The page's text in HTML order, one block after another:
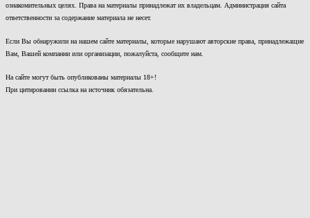
ознакомительных целях. Права на материалы принадлежат их владельцам. Администрация сайта
ответственности за содержание материала не несет.
Если Вы обнаружили на нашем сайте материалы, которые нарушают авторские права, принадлежащие
Вам, Вашей компании или организации, пожалуйста, сообщите нам.
На сайте могут быть опубликованы материалы 18+!
При цитировании ссылка на источник обязательна.